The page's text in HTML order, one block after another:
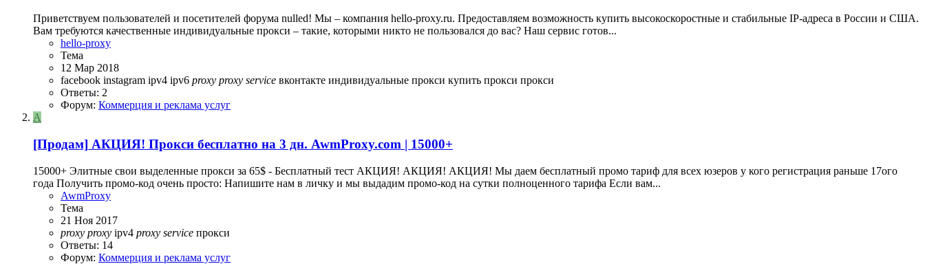
Приветствуем пользователей и посетителей форума nulled! Мы – компания hello-proxy.ru. Предоставляем возможность купить высокоскоростные и стабильные IP-адреса в России и США.
Вам требуются качественные индивидуальные прокси – такие, которыми никто не пользовался до вас? Наш сервис готов...
hello-proxy
Тема
12 Мар 2018
facebook instagram ipv4 ipv6 proxy proxy service вконтакте индивидуальные прокси купить прокси прокси
Ответы: 2
Форум: Коммерция и реклама услуг
A
[Продам] АКЦИЯ! Прокси бесплатно на 3 дн. AwmProxy.com | 15000+
15000+ Элитные свои выделенные прокси за 65$ - Бесплатный тест АКЦИЯ! АКЦИЯ! АКЦИЯ! Мы даем бесплатный промо тариф для всех юзеров у кого регистрация раньше 17ого
года Получить промо-код очень просто: Напишите нам в личку и мы выдадим промо-код на сутки полноценного тарифа Если вам...
AwmProxy
Тема
21 Ноя 2017
proxy proxy ipv4 proxy service прокси
Ответы: 14
Форум: Коммерция и реклама услуг